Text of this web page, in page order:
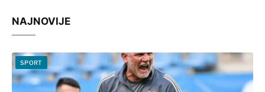
NAJNOVIJE
SPORT